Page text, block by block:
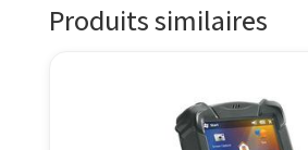
Produits similaires